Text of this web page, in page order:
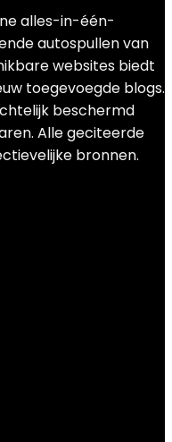
alles-in-één-
autospullen van
websites biedt
toegevoegde blogs.
beschermd
Alle geciteerde
bronnen.